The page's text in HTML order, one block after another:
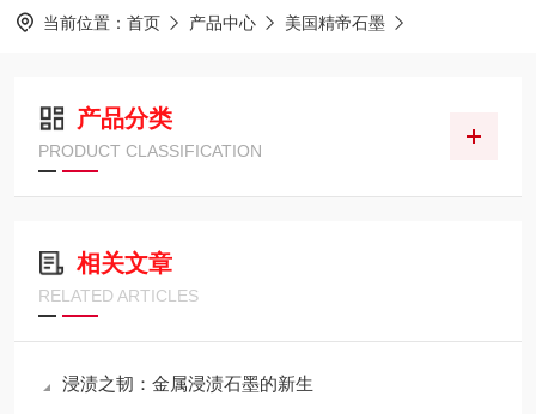
当前位置： 首页 产品中心 美国精帝石墨
产品分类
PRODUCT CLASSIFICATION
相关文章
RELATED ARTICLES
浸渍之韧：金属浸渍石墨的新生